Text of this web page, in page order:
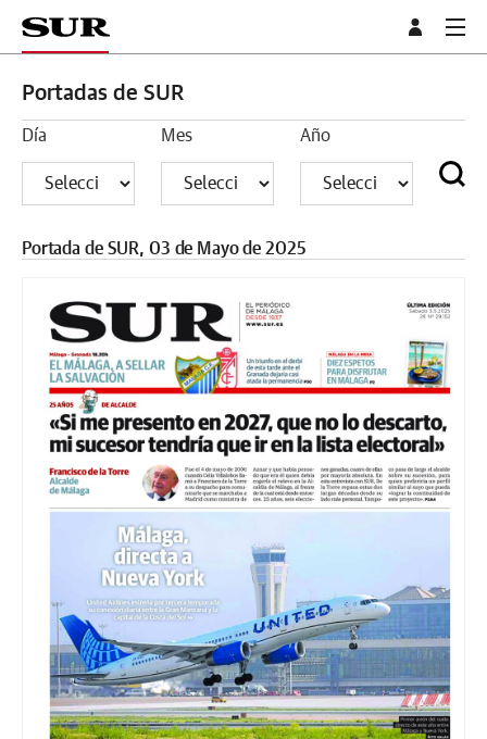
Portadas de SUR
Día Mes Año
Portada de SUR, 03 de Mayo de 2025